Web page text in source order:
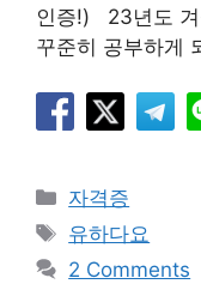
인증!) 23년도 겨
꾸준히 공부하게
Categories
자격증
Tags
유하다요
2 Comments